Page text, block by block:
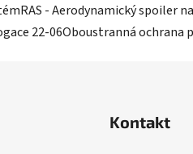
- Aerodynamický spoiler
22-06Oboustranná ochrana
Kontakt